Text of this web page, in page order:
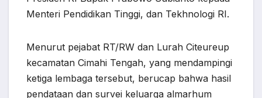
Menteri Pendidikan Tinggi, dan Tekhnologi RI.
Menurut pejabat RT/RW dan Lurah Citeureup
kecamatan Cimahi Tengah, yang mendampingi
ketiga lembaga tersebut, berucap bahwa hasil
pendataan dan survei keluarga almarhum